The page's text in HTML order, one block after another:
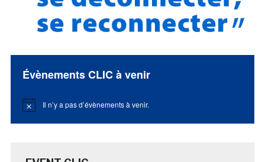
Évènements CLIC à venir
Notice Il n’y a pas d’évènements à venir.